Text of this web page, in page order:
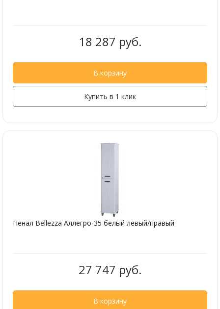
18 287 руб.
В корзину
Купить в 1 клик
Пенал Bellezza Аллегро-35 белый левый/правый
27 747 руб.
В корзину